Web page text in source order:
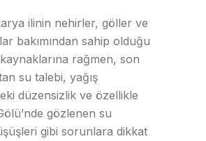
ilinin nehirler, göller ve
bakımından sahip olduğu
rağmen, son
su talebi, yağış
düzensizlik ve özellikle
gözlenen su
gibi sorunlara dikkat